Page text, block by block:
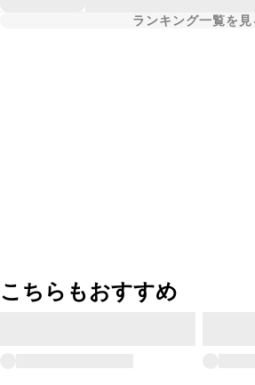
ランキング一覧を見
こちらもおすすめ